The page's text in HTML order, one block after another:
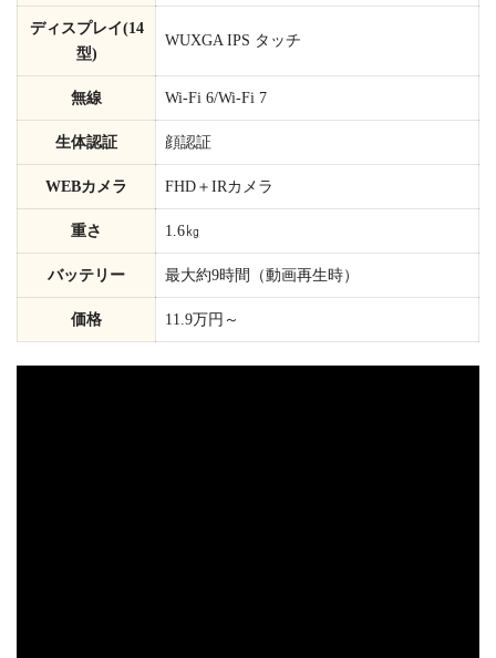
ディスプレイ(14
型)
WUXGA IPS タッチ
無線 Wi-Fi 6/Wi-Fi 7
生体認証 顔認証
WEBカメラ FHD＋IRカメラ
重さ 1.6㎏
バッテリー 最大約9時間（動画再生時）
価格 11.9万円～